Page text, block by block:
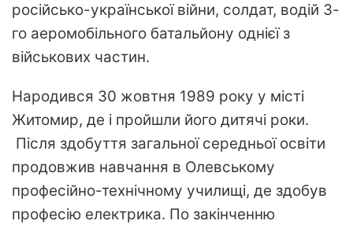
російсько-української війни, солдат, водій 3-
го аеромобільного батальйону однієї з
військових частин.
Народився 30 жовтня 1989 року у місті
Житомир, де і пройшли його дитячі роки.
Після здобуття загальної середньої освіти
продовжив навчання в Олевському
професійно-технічному училищі, де здобув
професію електрика. По закінченню